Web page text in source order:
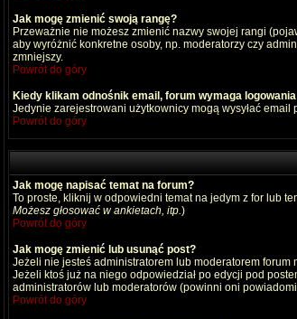
Jak mogę zmienić swoją rangę?
Przeważnie nie możesz zmienić nazwy swojej rangi
aby wyróżnić konkretne osoby, np. moderatorzy czy
zmniejszy.
Powrót do góry
Kiedy klikam odnośnik email, forum wymaga logowania
Jedynie zarejestrowani użytkownicy mogą wysyłać
Powrót do góry
Jak mogę napisać temat na forum?
To proste, kliknij w odpowiedni temat na jedym z for lub
Możesz głosować w ankietach, itp.)
Powrót do góry
Jak mogę zmienić lub usunąć post?
Jeżeli nie jesteś administratorem lub moderatorem
Jeżeli ktoś już na niego odpowiedział po edycji pod
administratorów lub moderatorów (powinni oni
Powrót do góry